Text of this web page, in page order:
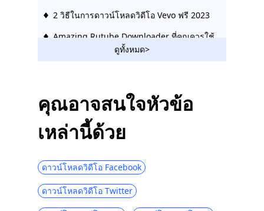
2 วิธีในการดาวน์โหลดวิดีโอ Vevo ฟรี 2023
Amazing Rutube Downloader ที่คุณควรใช้
โปรแกรมดาวน์โหลดวิดีโอ Hotstar |
ดาวน์โหลดวิดีโอ Hotstar ได้อย่างง่ายดาย
Social Media Downloader: บันทึกวิดีโอจาก
123Movies Downloader | ดาวน์โหลดจาก
ไซต์ดาวน์โหลดวิดีโอที่ดีที่สุดและฟรี [All-
ดูทั้งหมด>
คุณอาจสนใจหัวข้อ
เหล่านี้ด้วย
ดาวน์โหลดวิดีโอ Facebook
ดาวน์โหลดวิดีโอ Twitter